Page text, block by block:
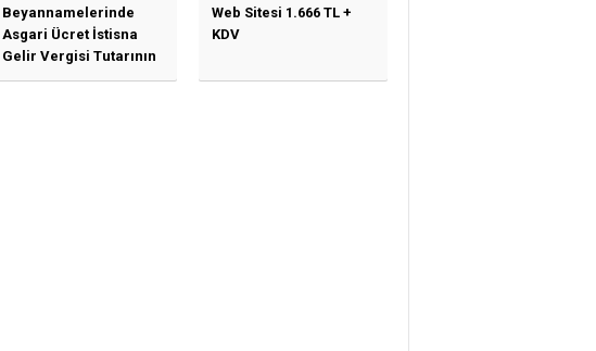
Beyannamelerinde
Asgari Ücret İstisna
Gelir Vergisi Tutarının
Güncellenmesine
Web Sitesi 1.666 TL +
KDV